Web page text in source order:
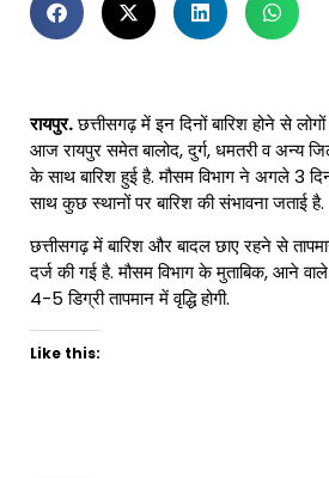
रायपुर.छत्तीसगढ़ में इन दिनों बारिश होने से लोगों
आज रायपुर समेत बालोद, दुर्ग, धमतरी व अन्य
के साथ बारिश हुई है. मौसम विभाग ने अगले
साथ कुछ स्थानों पर बारिश की संभावना जताई है.
छत्तीसगढ़ में बारिश और बादल छाए रहने से
दर्ज की गई है. मौसम विभाग के मुताबिक, आने
4-5 डिग्री तापमान में वृद्धि होगी.
Like this: